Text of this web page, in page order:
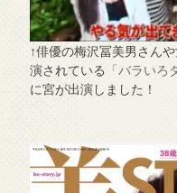
↑俳優の梅沢冨美男さん
演されている 「バラいろ
に宮が出演しました！